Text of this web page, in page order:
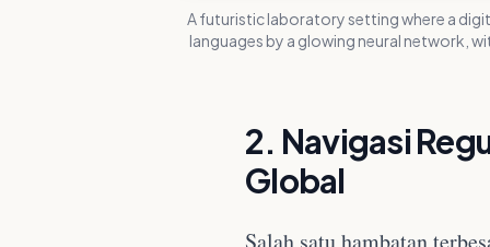
A futuristic laboratory setting where a
languages by a glowing neural network,
2. Navigasi
Global